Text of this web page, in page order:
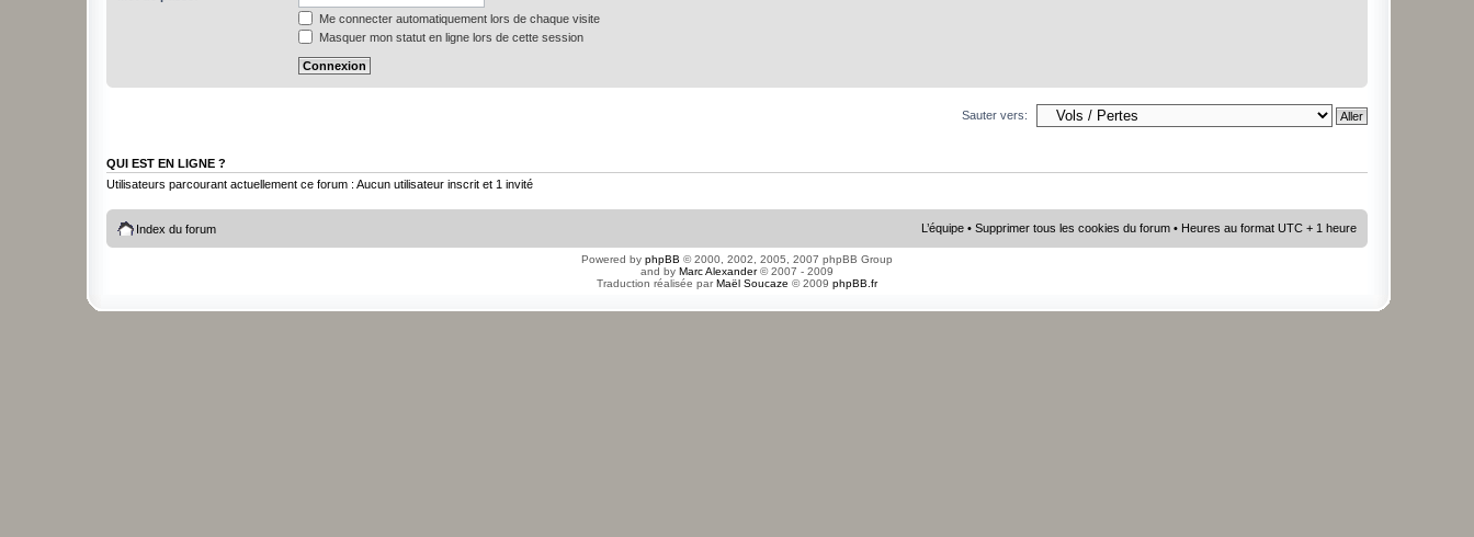
Me connecter automatiquement lors de chaque visite
Masquer mon statut en ligne lors de cette session
Sauter vers:
QUI EST EN LIGNE ?
Utilisateurs parcourant actuellement ce forum : Aucun utilisateur inscrit et 1 invité
Index du forum L’équipe • Supprimer tous les cookies du forum • Heures au format UTC + 1 heure
Powered by phpBB © 2000, 2002, 2005, 2007 phpBB Group
and by Marc Alexander© 2007 - 2009
Traduction réalisée parMaël Soucaze © 2009 phpBB.fr